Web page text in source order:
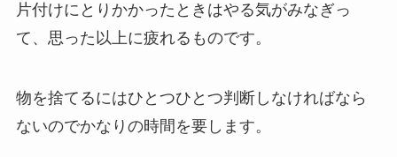
片付けにとりかかったときはやる気がみなぎっ
て、思った以上に疲れるものです。
物を捨てるにはひとつひとつ判断しなければなら
ないのでかなりの時間を要します。